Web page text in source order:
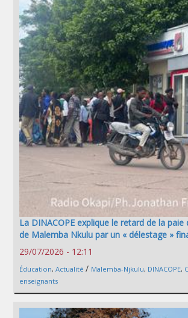
La DINACOPE explique le retard de la paie
de Malemba Nkulu par un « délestage »
29/07/2026 - 12:11
Éducation, Actualité / Malemba-Njkulu, DINACOPE,
enseignants